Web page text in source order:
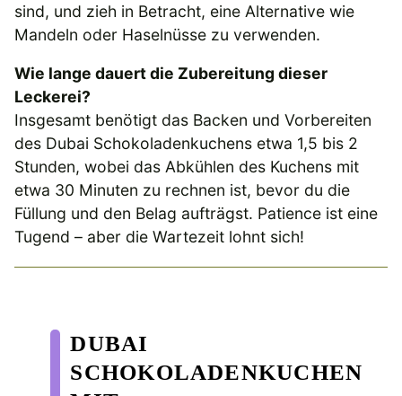
sind, und zieh in Betracht, eine Alternative wie
Mandeln oder Haselnüsse zu verwenden.
Wie lange dauert die Zubereitung dieser
Leckerei?
Insgesamt benötigt das Backen und Vorbereiten
des Dubai Schokoladenkuchens etwa 1,5 bis 2
Stunden, wobei das Abkühlen des Kuchens mit
etwa 30 Minuten zu rechnen ist, bevor du die
Füllung und den Belag aufträgst. Patience ist eine
Tugend – aber die Wartezeit lohnt sich!
DUBAI
SCHOKOLADENKUCHEN